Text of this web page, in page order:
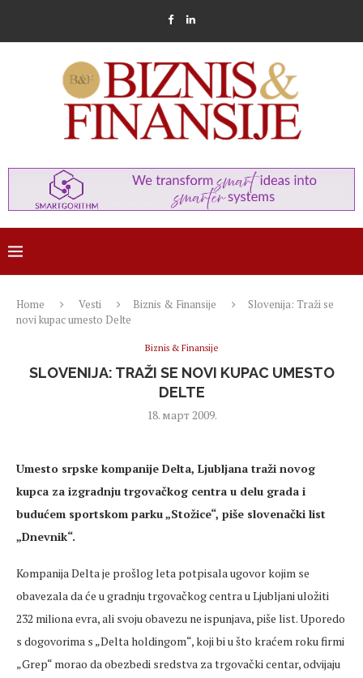
Home Vesti Biznis & Finansije
Slovenija: Traži se
novi kupac umesto Delte
Biznis & Finansije
SLOVENIJA: TRAŽI SE NOVI KUPAC UMESTO
DELTE
18. март 2009.
Umesto srpske kompanije Delta, Ljubljana traži novog
kupca za izgradnju trgovačkog centra u delu grada i
budućem sportskom parku „Stožice“, piše slovenački list
„Dnevnik“.
Kompanija Delta je prošlog leta potpisala ugovor kojim se
obavezala da će u gradnju trgovačkog centra u Ljubljani uložiti
232 miliona evra, ali svoju obavezu ne ispunjava, piše list. Uporedo
s dogovorima s „Delta holdingom“, koji bi u što kraćem roku firmi
„Grep“ morao da obezbedi sredstva za trgovački centar, odvijaju